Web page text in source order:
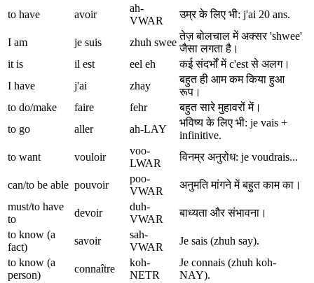
to have
avoir
ah-
VWAR
उम्र के लिए भी: j'ai 20 ans.
I am je suis zhuh swee
तेज़ बोलचाल में अक्सर 'shwee'
जैसा लगता है।
it is
il est eel eh
कई संदर्भों में c'est से अलग।
I have
j'ai zhay
बहुत ही आम कम किया हुआ
रूप।
to do/make
faire fehr
बहुत सारे मुहावरों में।
to go
aller ah-LAY
भविष्य के लिए भी: je vais +
infinitive.
to want
vouloir
voo-
LWAR
विनम्र अनुरोध: je voudrais...
can/to be able pouvoir
poo-
VWAR
अनुमति मांगने में बहुत काम का।
must/to have
to
devoir
duh-
VWAR
बाध्यता और संभावना।
to know (a
fact)
savoir
sah-
VWAR
Je sais (zhuh say).
to know (a
person)
connaître
koh-
NETR
Je connais (zhuh koh-
NAY).